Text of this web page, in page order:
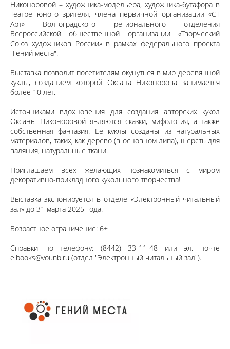
Никоноровой – художника-модельера, художника-бутафора в
Театре юного зрителя, члена первичной организации «СТ
Арт» Волгоградского регионального отделения
Всероссийской общественной организации «Творческий
Союз художников России» в рамках федерального проекта
"Гений места".
Выставка позволит посетителям окунуться в мир деревянной
куклы, созданием которой Оксана Никонорова занимается
более 10 лет.
Источниками вдохновения для создания авторских кукол
Оксаны Никоноровой являются сказки, мифология, а также
собственная фантазия. Её куклы созданы из натуральных
материалов, таких, как дерево (в основном липа), шерсть для
валяния, натуральные ткани.
Приглашаем всех желающих познакомиться с миром
декоративно-прикладного кукольного творчества!
Выставка экспонируется в отделе «Электронный читальный
зал» до 31 марта 2025 года.
Возрастное ограничение: 6+
Справки по телефону: (8442) 33-11-48 или эл. почте
elbooks@vounb.ru (отдел "Электронный читальный зал").